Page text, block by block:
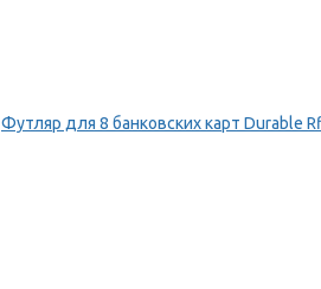
Футляр для 8 банковских карт Durable